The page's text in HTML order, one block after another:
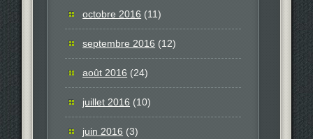
octobre 2016 (11)
septembre 2016 (12)
août 2016 (24)
juillet 2016 (10)
juin 2016 (3)